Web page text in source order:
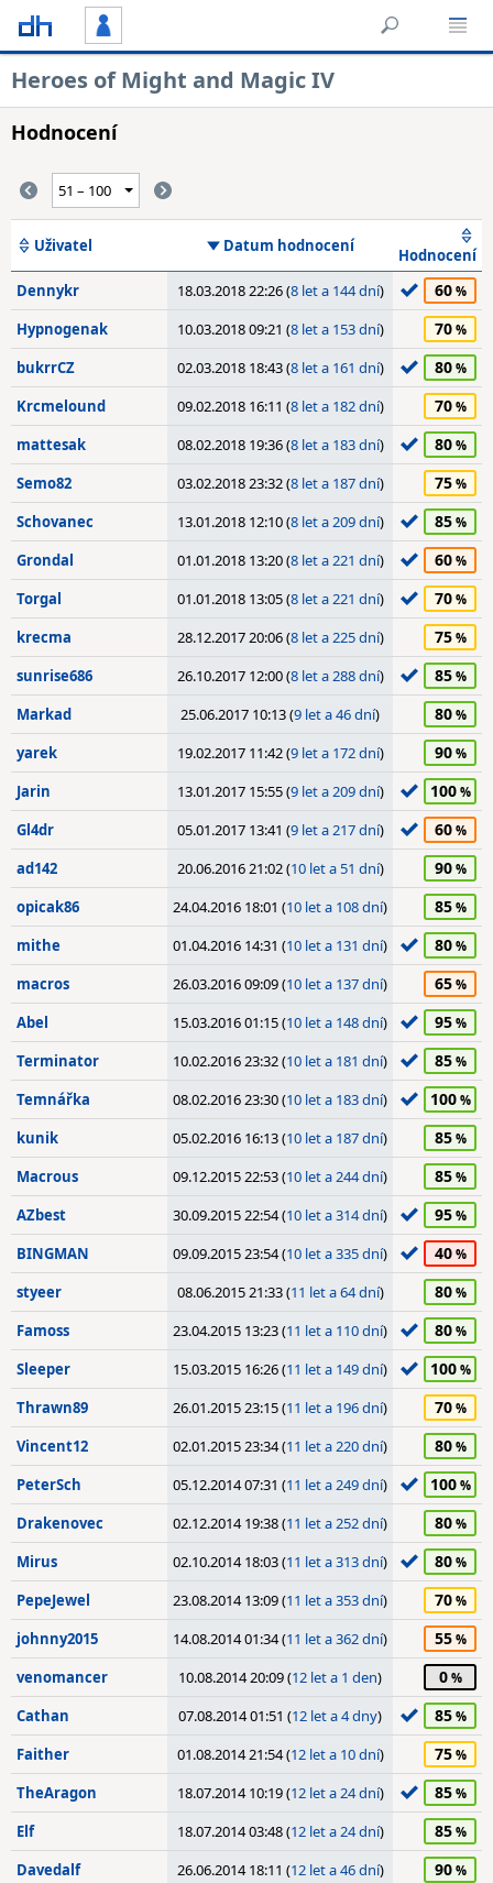
Heroes of Might and Magic IV
Hodnocení
Uživatel Datum hodnocení
Hodnocení
Dennykr
18.03.2018 22:26 (8 let a 144 dní) 60
Hypnogenak 10.03.2018 09:21 (8 let a 153 dní) 70
bukrrCZ 02.03.2018 18:43 (8 let a 161 dní) 80
Krcmelound 09.02.2018 16:11 (8 let a 182 dní) 70
mattesak 08.02.2018 19:36 (8 let a 183 dní) 80
Semo82 03.02.2018 23:32 (8 let a 187 dní) 75
Schovanec 13.01.2018 12:10 (8 let a 209 dní) 85
Grondal 01.01.2018 13:20 (8 let a 221 dní) 60
Torgal 01.01.2018 13:05 (8 let a 221 dní) 70
krecma 28.12.2017 20:06 (8 let a 225 dní) 75
sunrise686 26.10.2017 12:00 (8 let a 288 dní) 85
Markad 25.06.2017 10:13 (9 let a 46 dní) 80
yarek 19.02.2017 11:42 (9 let a 172 dní) 90
Jarin 13.01.2017 15:55 (9 let a 209 dní) 100
Gl4dr 05.01.2017 13:41 (9 let a 217 dní) 60
ad142 20.06.2016 21:02 (10 let a 51 dní) 90
opicak86 24.04.2016 18:01 (10 let a 108 dní) 85
mithe 01.04.2016 14:31 (10 let a 131 dní) 80
macros 26.03.2016 09:09 (10 let a 137 dní) 65
Abel 15.03.2016 01:15 (10 let a 148 dní) 95
Terminator 10.02.2016 23:32 (10 let a 181 dní) 85
Temnářka 08.02.2016 23:30 (10 let a 183 dní) 100
kunik 05.02.2016 16:13 (10 let a 187 dní) 85
Macrous 09.12.2015 22:53 (10 let a 244 dní) 85
AZbest 30.09.2015 22:54 (10 let a 314 dní) 95
BINGMAN 09.09.2015 23:54 (10 let a 335 dní) 40
styeer 08.06.2015 21:33 (11 let a 64 dní) 80
Famoss 23.04.2015 13:23 (11 let a 110 dní) 80
Sleeper 15.03.2015 16:26 (11 let a 149 dní) 100
Thrawn89 26.01.2015 23:15 (11 let a 196 dní) 70
Vincent12 02.01.2015 23:34 (11 let a 220 dní) 80
PeterSch 05.12.2014 07:31 (11 let a 249 dní) 100
Drakenovec 02.12.2014 19:38 (11 let a 252 dní) 80
Mirus 02.10.2014 18:03 (11 let a 313 dní) 80
PepeJewel 23.08.2014 13:09 (11 let a 353 dní) 70
johnny2015 14.08.2014 01:34 (11 let a 362 dní) 55
venomancer 10.08.2014 20:09 (12 let a 1 den) 0
Cathan 07.08.2014 01:51 (12 let a 4 dny) 85
Faither 01.08.2014 21:54 (12 let a 10 dní) 75
TheAragon 18.07.2014 10:19 (12 let a 24 dní) 85
Elf 18.07.2014 03:48 (12 let a 24 dní) 85
Davedalf 26.06.2014 18:11 (12 let a 46 dní) 90